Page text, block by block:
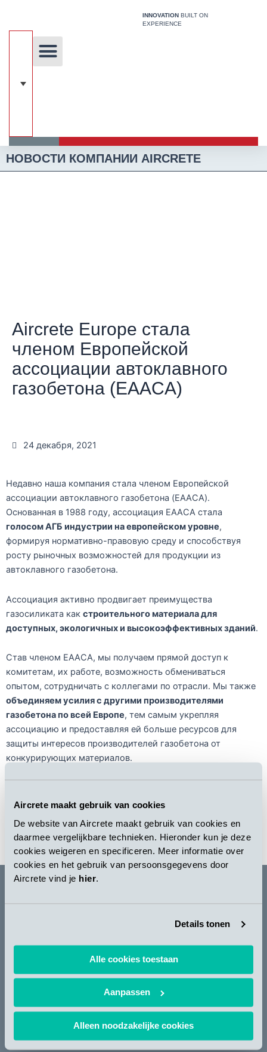
Aircrete maakt gebruik van cookies
De website van Aircrete maakt gebruik van cookies en
daarmee vergelijkbare technieken. Hieronder kun je deze
cookies weigeren en specificeren. Meer informatie over
cookies en het gebruik van persoonsgegevens door
Aircrete vind je hier.
Details tonen
Alle cookies toestaan
Aanpassen
Alleen noodzakelijke cookies
содержимому
INNOVATION BUILT ON
EXPERIENCE
НОВОСТИ КОМПАНИИ AIRCRETE
Aircrete Europe стала
членом Европейской
ассоциации автоклавного
газобетона (EAACA)
24 декабря, 2021
Недавно наша компания стала членом Европейской
ассоциации автоклавного газобетона (EAACA).
Основанная в 1988 году, ассоциация EAACA стала
голосом АГБ индустрии на европейском уровне,
формируя нормативно-правовую среду и способствуя
росту рыночных возможностей для продукции из
автоклавного газобетона.
Ассоциация активно продвигает преимущества
газосиликата как строительного материала для
доступных, экологичных и высокоэффективных зданий.
Став членом EAACA, мы получаем прямой доступ к
комитетам, их работе, возможность обмениваться
опытом, сотрудничать с коллегами по отрасли. Мы также
объединяем усилия с другими производителями
газобетона по всей Европе, тем самым укрепляя
ассоциацию и предоставляя ей больше ресурсов для
защиты интересов производителей газобетона от
конкурирующих материалов.
свой вклад в их работу.
ВЕРНУТЬСЯ КО ВСЕМ НОВОСТЯМ
Y
o
u
t
u
L
n
k
e
Copyright© 2024 AIRCRETE EUROPE